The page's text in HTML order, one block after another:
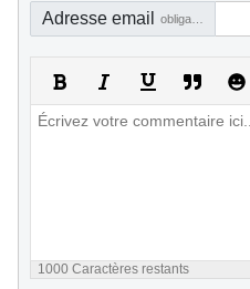
Adresse email
1000 Caractères restants